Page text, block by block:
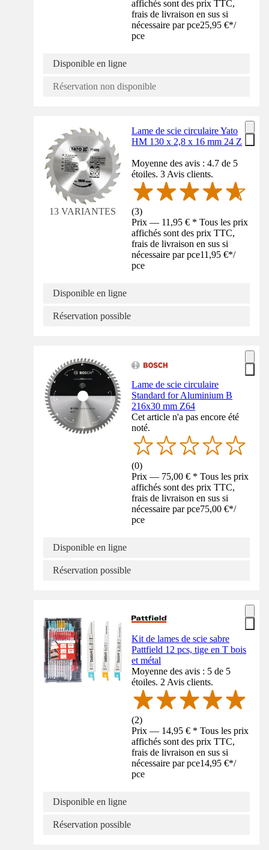
affichés sont des prix TTC,
frais de livraison en sus si
nécessaire par pce25,95 €*/
pce
Disponible en ligne
Réservation non disponible
13 VARIANTES
Lame de scie circulaire Yato
HM 130 x 2,8 x 16 mm 24 Z
Moyenne des avis : 4.7 de 5
étoiles. 3 Avis clients.
(3)
Prix — 11,95 € * Tous les prix
affichés sont des prix TTC,
frais de livraison en sus si
nécessaire par pce11,95 €*/
pce
Disponible en ligne
Réservation possible
Lame de scie circulaire
Standard for Aluminium B
216x30 mm Z64
Cet article n'a pas encore été
noté.
(0)
Prix — 75,00 € * Tous les prix
affichés sont des prix TTC,
frais de livraison en sus si
nécessaire par pce75,00 €*/
pce
Disponible en ligne
Réservation possible
Kit de lames de scie sabre
Pattfield 12 pcs, tige en T bois
et métal
Moyenne des avis : 5 de 5
étoiles. 2 Avis clients.
(2)
Prix — 14,95 € * Tous les prix
affichés sont des prix TTC,
frais de livraison en sus si
nécessaire par pce14,95 €*/
pce
Disponible en ligne
Réservation possible